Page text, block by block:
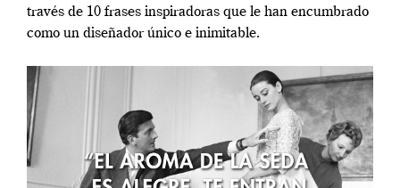
través de 10 frases inspiradoras que le han encumbrado
como un diseñador único e inimitable.